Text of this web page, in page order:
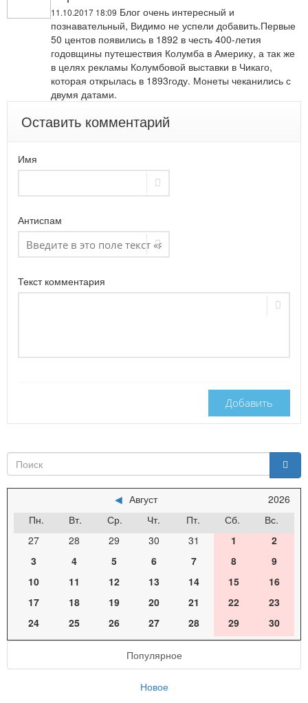
11.10.2017 18:09 Блог очень интересный и
познавательный, Видимо не успели добавить.Первые
50 центов появились в 1892 в честь 400-летия
годовщины путешествия Колумба в Америку, а так же
в целях рекламы Колумбовой выставки в Чикаго,
которая открылась в 1893году. Монеты чеканились с
двумя датами.
Оставить комментарий
Имя
Антиспам
Текст комментария
Добавить
◀ Август
2026
Пн.
Вт. Ср. Чт. Пт. Сб.
Вс.
27
28 29 30 31 1
2
3
4 5 6 7 8
9
10
11 12 13 14 15
16
17
18 19 20 21 22
23
24
25 26 27 28 29 30
Популярное
Новое